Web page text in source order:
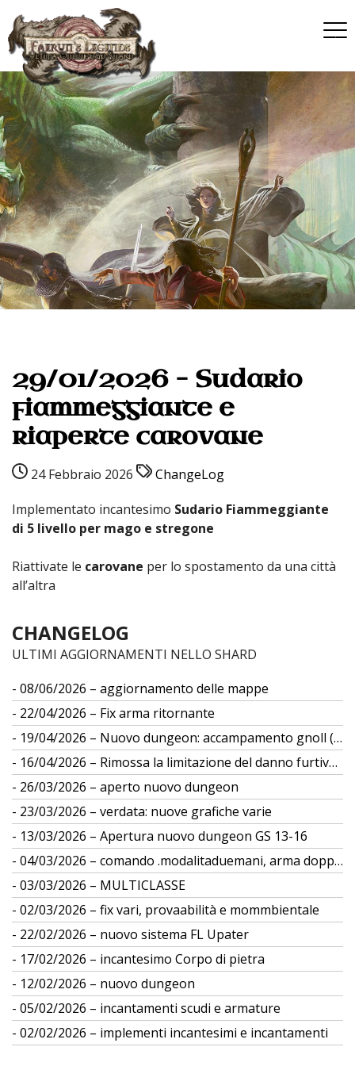
29/01/2026 – Sudario
fiammeggiante e
riaperte carovane
24 Febbraio 2026
ChangeLog
Implementato incantesimo Sudario Fiammeggiante
di 5 livello per mago e stregone
Riattivate le carovane per lo spostamento da una città
all’altra
CHANGELOG
ULTIMI AGGIORNAMENTI NELLO SHARD
08/06/2026 – aggiornamento delle mappe
22/04/2026 – Fix arma ritornante
19/04/2026 – Nuovo dungeon: accampamento gnoll (gs 12)
16/04/2026 – Rimossa la limitazione del danno furtivo da differenza di taglia
26/03/2026 – aperto nuovo dungeon
23/03/2026 – verdata: nuove grafiche varie
13/03/2026 – Apertura nuovo dungeon GS 13-16
04/03/2026 – comando .modalitaduemani, arma doppia
03/03/2026 – MULTICLASSE
02/03/2026 – fix vari, provaabilità e mommbientale
22/02/2026 – nuovo sistema FL Upater
17/02/2026 – incantesimo Corpo di pietra
12/02/2026 – nuovo dungeon
05/02/2026 – incantamenti scudi e armature
02/02/2026 – implementi incantesimi e incantamenti